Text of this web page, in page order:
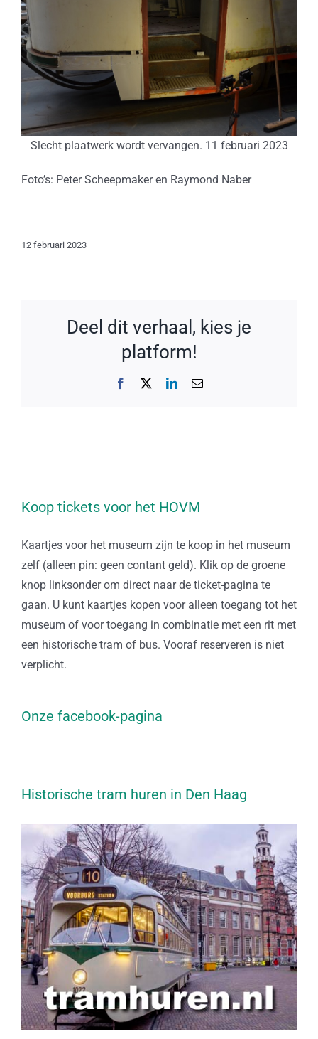
Slecht plaatwerk wordt vervangen. 11 februari 2023
Foto’s: Peter Scheepmaker en Raymond Naber
12 februari 2023
Deel dit verhaal, kies je
platform!
Facebook LinkedIn
E-
Koop tickets voor het HOVM
Kaartjes voor het museum zijn te koop in het museum
zelf (alleen pin: geen contant geld). Klik op de groene
knop linksonder om direct naar de ticket-pagina te
gaan. U kunt kaartjes kopen voor alleen toegang tot het
museum of voor toegang in combinatie met een rit met
een historische tram of bus. Vooraf reserveren is niet
verplicht.
Onze facebook-pagina
Historische tram huren in Den Haag